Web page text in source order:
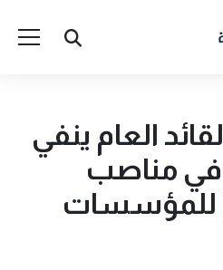
العام ينفي
في مناصب
للمؤسسات